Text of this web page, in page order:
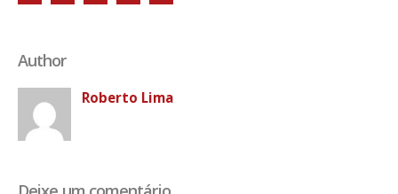
Author
Roberto Lima